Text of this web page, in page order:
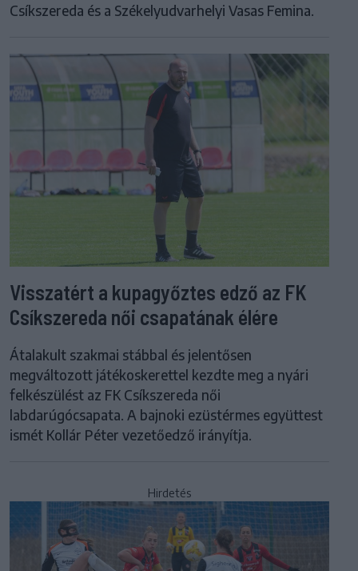
Csíkszereda és a Székelyudvarhelyi Vasas Femina.
Visszatért a kupagyőztes edző az FK
Csíkszereda női csapatának élére
Átalakult szakmai stábbal és jelentősen
megváltozott játékoskerettel kezdte meg a nyári
felkészülést az FK Csíkszereda női
labdarúgócsapata. A bajnoki ezüstérmes együttest
ismét Kollár Péter vezetőedző irányítja.
Hirdetés